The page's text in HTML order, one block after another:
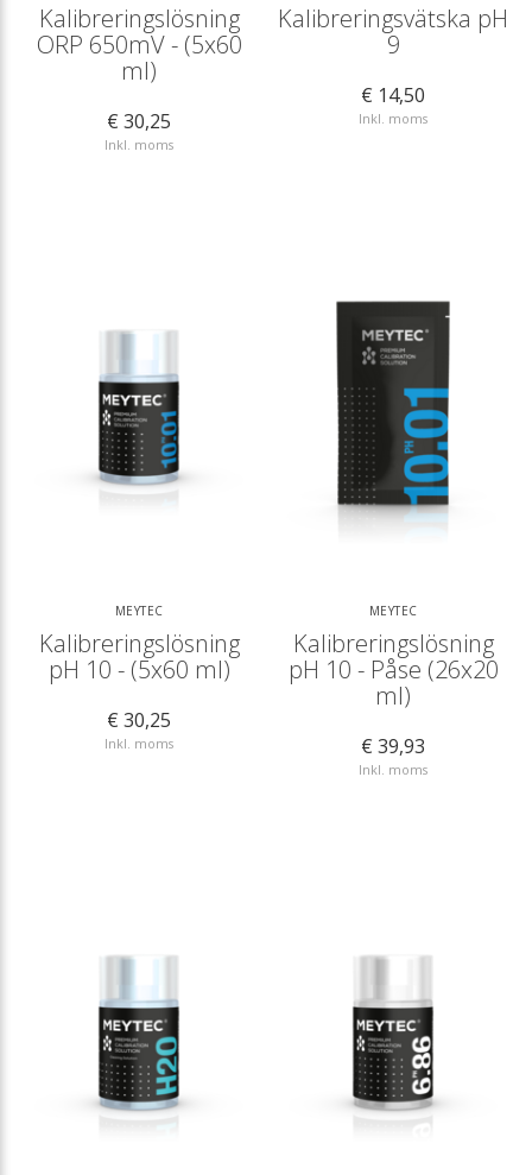
Kalibreringslösning
ORP 650mV - (5x60
ml)
€ 30,25
Inkl. moms
Kalibreringsvätska pH
9
€ 14,50
Inkl. moms
MEYTEC
Kalibreringslösning
pH 10 - (5x60 ml)
€ 30,25
Inkl. moms
MEYTEC
Kalibreringslösning
pH 10 - Påse (26x20
ml)
€ 39,93
Inkl. moms